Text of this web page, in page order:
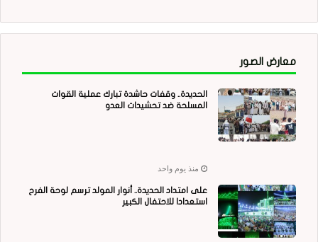
معارض الصور
الحديدة.. وقفات حاشدة تبارك عملية القوات
المسلحة ضد تحشيدات العدو
منذ يوم واحد
على امتداد الحديدة.. أنوار المولد ترسم لوحة الفرح
استعدادا للاحتفال الكبير